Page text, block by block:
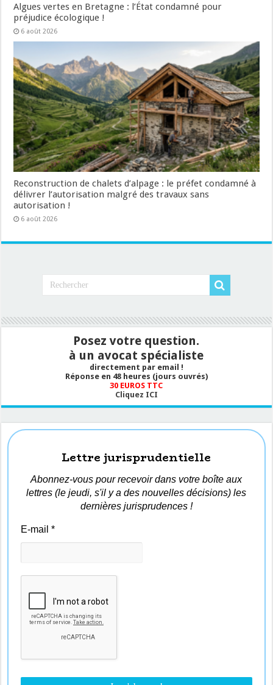
Algues vertes en Bretagne : l’État condamné pour
préjudice écologique !
6 août 2026
Reconstruction de chalets d’alpage : le préfet condamné à
délivrer l’autorisation malgré des travaux sans
autorisation !
6 août 2026
Posez votre question.
à un avocat spécialiste
directement par email !
Réponse en 48 heures (jours ouvrés)
30 EUROS TTC
Cliquez ICI
Lettre jurisprudentielle
Abonnez-vous pour recevoir dans votre boîte aux
lettres (le jeudi, s'il y a des nouvelles décisions) les
dernières jurisprudences !
E-mail*